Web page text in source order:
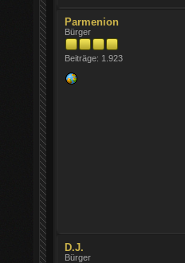
Parmenion
Bürger
Beiträge: 1.923
D.J.
Bürger